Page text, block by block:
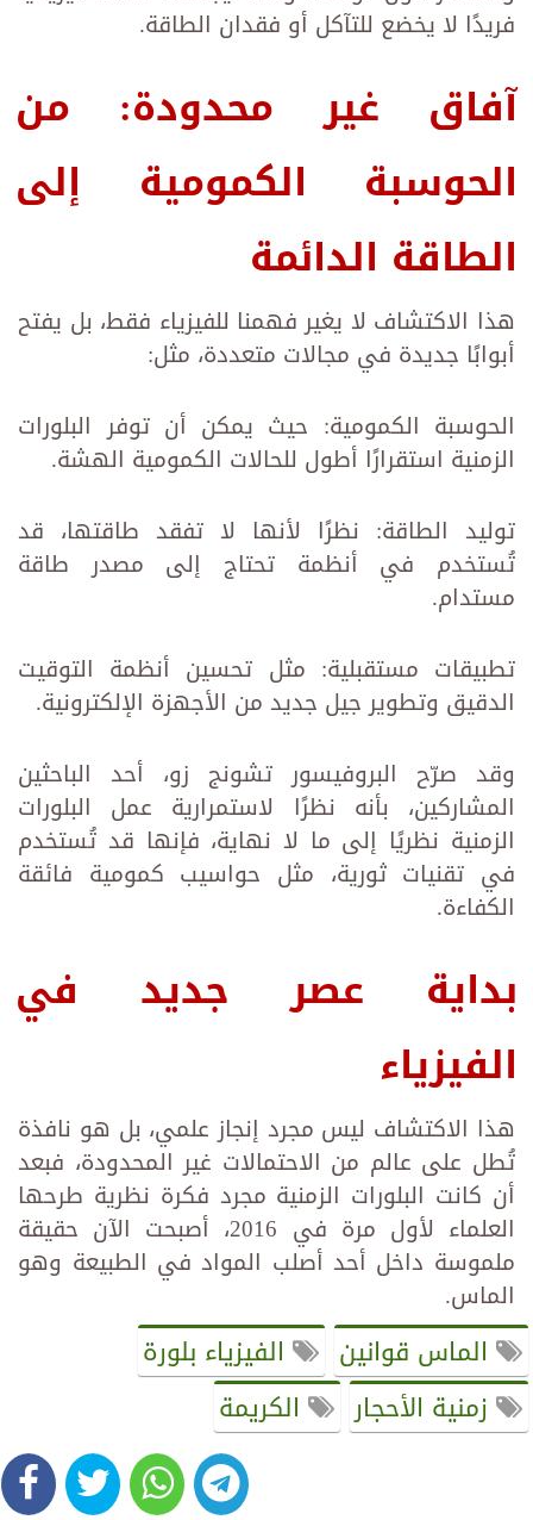
فريدًا لا يخضع للتآكل أو فقدان الطاقة.
آفاق غير محدودة: من
الحوسبة الكمومية إلى
الطاقة الدائمة
هذا الاكتشاف لا يغير فهمنا للفيزياء فقط، بل يفتح
أبوابًا جديدة في مجالات متعددة، مثل:
الحوسبة الكمومية: حيث يمكن أن توفر البلورات
الزمنية استقرارًا أطول للحالات الكمومية الهشة.
توليد الطاقة: نظرًا لأنها لا تفقد طاقتها، قد
تُستخدم في أنظمة تحتاج إلى مصدر طاقة
مستدام.
تطبيقات مستقبلية: مثل تحسين أنظمة التوقيت
الدقيق وتطوير جيل جديد من الأجهزة الإلكترونية.
وقد صرّح البروفيسور تشونج زو، أحد الباحثين
المشاركين، بأنه نظرًا لاستمرارية عمل البلورات
الزمنية نظريًا إلى ما لا نهاية، فإنها قد تُستخدم
في تقنيات ثورية، مثل حواسيب كمومية فائقة
الكفاءة.
بداية عصر جديد في
الفيزياء
هذا الاكتشاف ليس مجرد إنجاز علمي، بل هو نافذة
تُطل على عالم من الاحتمالات غير المحدودة، فبعد
أن كانت البلورات الزمنية مجرد فكرة نظرية طرحها
العلماء لأول مرة في 2016، أصبحت الآن حقيقة
ملموسة داخل أحد أصلب المواد في الطبيعة وهو
الماس.
الماس قوانين
الفيزياء بلورة
زمنية الأحجار
الكريمة